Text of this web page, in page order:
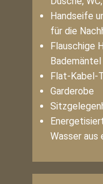
Handseife
für die
Flauschige
Bademäntel
Flat-Kabel-
Garderobe
Wasser aus